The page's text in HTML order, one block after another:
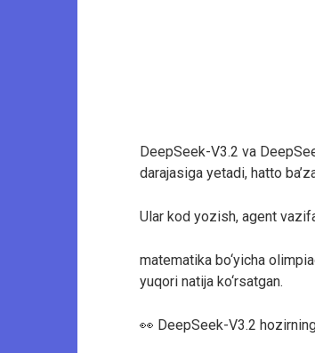
DeepSeek-V3.2 va
darajasiga yetadi, hatto
Ular kod yozish, agent
matematika bo‘yicha
yuqori natija ko‘rsatgan.
👀 DeepSeek-V3.2